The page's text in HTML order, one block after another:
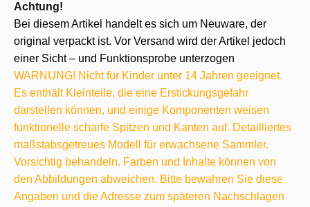
Achtung!
Bei diesem Artikel handelt es sich um Neuware, der
original verpackt ist. Vor Versand wird der Artikel jedoch
einer Sicht – und Funktionsprobe unterzogen
WARNUNG! Nicht für Kinder unter 14 Jahren geeignet.
Es enthält Kleinteile, die eine Erstickungsgefahr
darstellen können, und einige Komponenten weisen
funktionelle scharfe Spitzen und Kanten auf. Detailliertes
maßstabsgetreues Modell für erwachsene Sammler.
Vorsichtig behandeln. Farben und Inhalte können von
den Abbildungen abweichen. Bitte bewahren Sie diese
Angaben und die Adresse zum späteren Nachschlagen